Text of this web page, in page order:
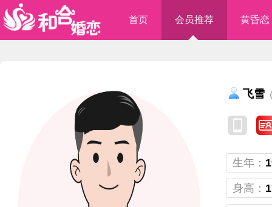
首页 会员推荐 黄昏恋
飞雪
生年：
身高：